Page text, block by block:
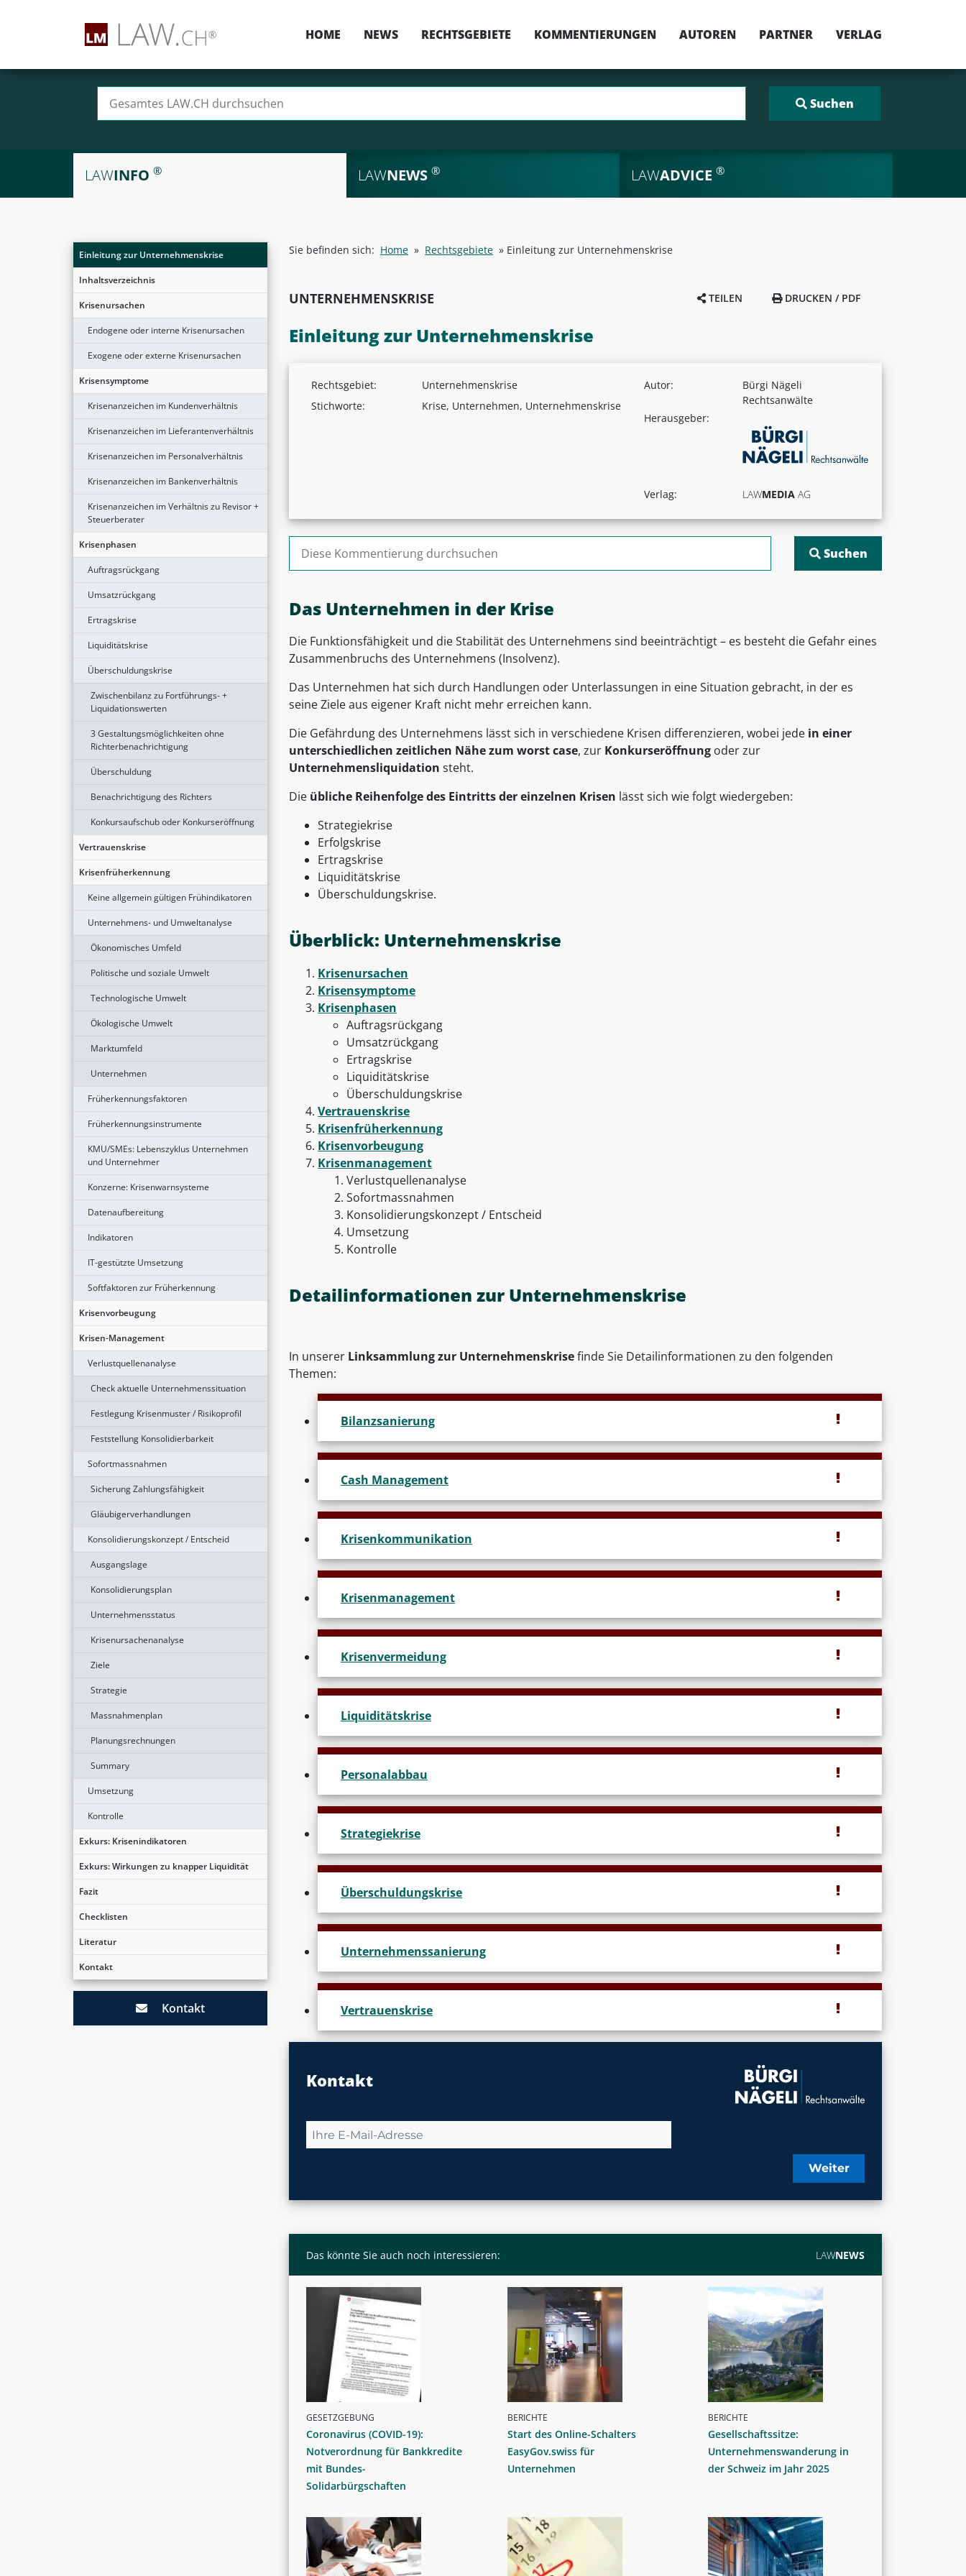
HOME NEWS RECHTSGEBIETE KOMMENTIERUNGEN AUTOREN PARTNER VERLAG
LAWINFO ® LAWNEWS ® LAWADVICE ®
Einleitung zur Unternehmenskrise
Inhaltsverzeichnis
Krisenursachen
Endogene oder interne Krisenursachen
Exogene oder externe Krisenursachen
Krisensymptome
Krisenanzeichen im Kundenverhältnis
Krisenanzeichen im Lieferantenverhältnis
Krisenanzeichen im Personalverhältnis
Krisenanzeichen im Bankenverhältnis
Krisenanzeichen im Verhältnis zu Revisor +
Steuerberater
Krisenphasen
Auftragsrückgang
Umsatzrückgang
Ertragskrise
Liquiditätskrise
Überschuldungskrise
Zwischenbilanz zu Fortführungs- +
Liquidationswerten
3 Gestaltungsmöglichkeiten ohne
Richterbenachrichtigung
Überschuldung
Benachrichtigung des Richters
Konkursaufschub oder Konkurseröffnung
Vertrauenskrise
Krisenfrüherkennung
Keine allgemein gültigen Frühindikatoren
Unternehmens- und Umweltanalyse
Ökonomisches Umfeld
Politische und soziale Umwelt
Technologische Umwelt
Ökologische Umwelt
Marktumfeld
Unternehmen
Früherkennungsfaktoren
Früherkennungsinstrumente
KMU/SMEs: Lebenszyklus Unternehmen
und Unternehmer
Konzerne: Krisenwarnsysteme
Datenaufbereitung
Indikatoren
IT-gestützte Umsetzung
Softfaktoren zur Früherkennung
Krisenvorbeugung
Krisen-Management
Verlustquellenanalyse
Check aktuelle Unternehmenssituation
Festlegung Krisenmuster / Risikoprofil
Feststellung Konsolidierbarkeit
Sofortmassnahmen
Sicherung Zahlungsfähigkeit
Gläubigerverhandlungen
Konsolidierungskonzept / Entscheid
Ausgangslage
Konsolidierungsplan
Unternehmensstatus
Krisenursachenanalyse
Ziele
Strategie
Massnahmenplan
Planungsrechnungen
Summary
Umsetzung
Kontrolle
Exkurs: Krisenindikatoren
Exkurs: Wirkungen zu knapper Liquidität
Fazit
Checklisten
Literatur
Kontakt
Kontakt
Sie befinden sich: Home » Rechtsgebiete » Einleitung zur Unternehmenskrise
UNTERNEHMENSKRISE TEILEN DRUCKEN / PDF
Einleitung zur Unternehmenskrise
Rechtsgebiet:
Unternehmenskrise
Stichworte:
Krise, Unternehmen, Unternehmenskrise
Autor:
Bürgi Nägeli
Rechtsanwälte
Herausgeber:
Verlag: LAWMEDIA AG
Suchen nach:
Das Unternehmen in der Krise
Die Funktionsfähigkeit und die Stabilität des Unternehmens sind beeinträchtigt – es besteht die Gefahr eines
Zusammenbruchs des Unternehmens (Insolvenz).
Das Unternehmen hat sich durch Handlungen oder Unterlassungen in eine Situation gebracht, in der es
seine Ziele aus eigener Kraft nicht mehr erreichen kann.
Die Gefährdung des Unternehmens lässt sich in verschiedene Krisen differenzieren, wobei jede in einer
unterschiedlichen zeitlichen Nähe zum worst case, zur Konkurseröffnung oder zur
Unternehmensliquidation steht.
Die übliche Reihenfolge des Eintritts der einzelnen Krisen lässt sich wie folgt wiedergeben:
Strategiekrise
Erfolgskrise
Ertragskrise
Liquiditätskrise
Überschuldungskrise.
Überblick: Unternehmenskrise
Krisenursachen
Krisensymptome
Krisenphasen
Auftragsrückgang
Umsatzrückgang
Ertragskrise
Liquiditätskrise
Überschuldungskrise
Vertrauenskrise
Krisenfrüherkennung
Krisenvorbeugung
Krisenmanagement
Verlustquellenanalyse
Sofortmassnahmen
Konsolidierungskonzept / Entscheid
Umsetzung
Kontrolle
Detailinformationen zur Unternehmenskrise
In unserer Linksammlung zur Unternehmenskrisefinde Sie Detailinformationen zu den folgenden
Themen:
Bilanzsanierung
Cash Management
Krisenkommunikation
Krisenmanagement
Krisenvermeidung
Liquiditätskrise
Personalabbau
Strategiekrise
Überschuldungskrise
Unternehmenssanierung
Vertrauenskrise
Kontakt
Weiter
Das könnte Sie auch noch interessieren: LAWNEWS
GESETZGEBUNG
Coronavirus (COVID-19):
Notverordnung für Bankkredite
mit Bundes-
Solidarbürgschaften
BERICHTE
Start des Online-Schalters
EasyGov.swiss für
Unternehmen
BERICHTE
Gesellschaftssitze:
Unternehmenswanderung in
der Schweiz im Jahr 2025